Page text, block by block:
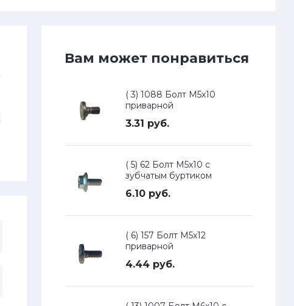
Вам может понравиться
( 3) 1088 Болт М5х10
приварной
3.31 руб.
( 5) 62 Болт М5х10 с
зубчатым буртиком
6.10 руб.
( 6) 157 Болт М5х12
приварной
4.44 руб.